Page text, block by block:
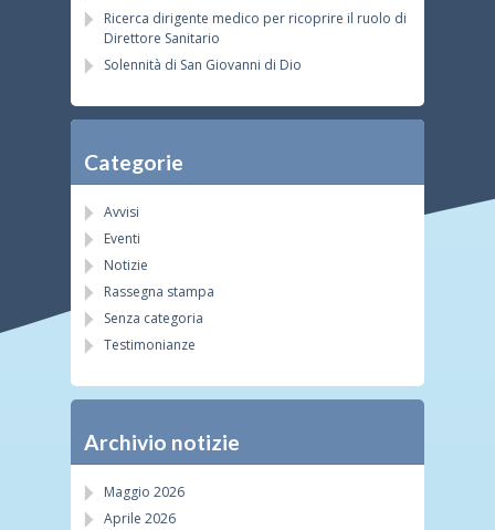
Ricerca dirigente medico per ricoprire il ruolo di
Direttore Sanitario
Solennità di San Giovanni di Dio
Categorie
Avvisi
Eventi
Notizie
Rassegna stampa
Senza categoria
Testimonianze
Archivio notizie
Maggio 2026
Aprile 2026